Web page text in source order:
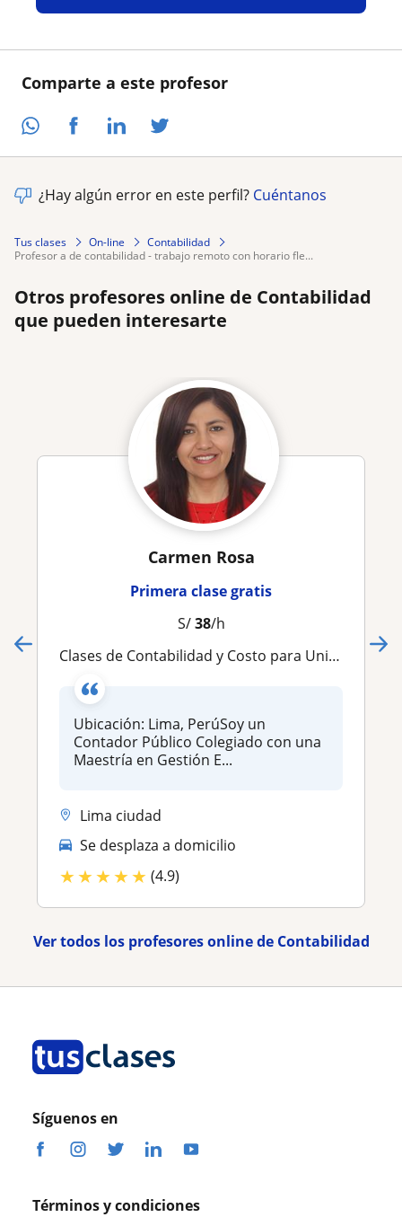
Comparte a este profesor
¿Hay algún error en este perfil? Cuéntanos
Tus clases On-line
Contabilidad
profesor a de contabilidad - trabajo remoto con horario fle...
Otros profesores online de Contabilidad
que pueden interesarte
Carmen Rosa
Primera clase gratis
S/38/h
Clases de Contabilidad y Costo para Universitarios, no Contadores y Alumnos de instituto.Full Practicas
Ubicación: Lima, PerúSoy un
Contador Público Colegiado con una
Maestría en Gestión E...
Lima ciudad
Se desplaza a domicilio
★★★★★ (4.9)
Ver todos los profesores online de Contabilidad
Síguenos en
Términos y condiciones